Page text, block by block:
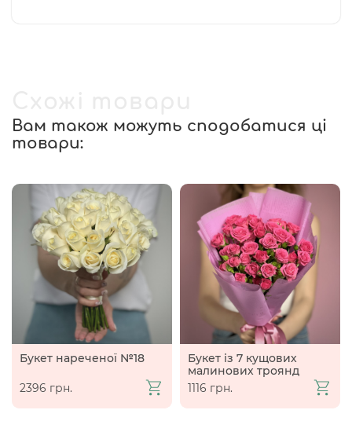
Вам також можуть сподобатися ці
товари:
Букет нареченої №18
2396 грн.
Букет із 7 кущових
малинових троянд
1116 грн.